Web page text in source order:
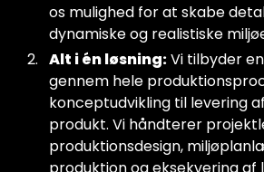
os mulighed for at skabe
dynamiske og realistiske
Alt i én løsning:Vi tilbyder
gennem hele
konceptudvikling til levering
produkt. Vi håndterer
produktionsdesign,